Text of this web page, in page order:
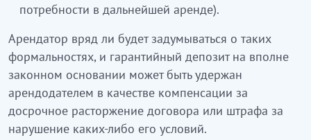
потребности в дальнейшей аренде).
Арендатор вряд ли будет задумываться о таких
формальностях, и гарантийный депозит на вполне
законном основании может быть удержан
арендодателем в качестве компенсации за
досрочное расторжение договора или штрафа за
нарушение каких-либо его условий.